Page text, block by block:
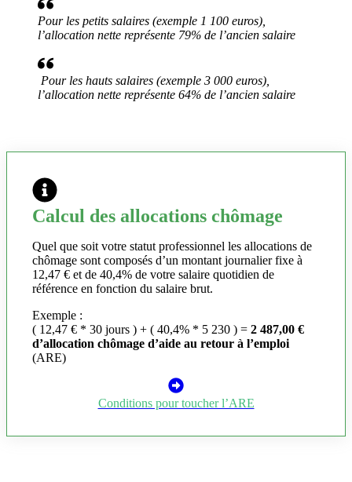
Pour les petits salaires (exemple 1 100 euros),
l’allocation nette représente 79% de l’ancien salaire
Pour les hauts salaires (exemple 3 000 euros),
l’allocation nette représente 64% de l’ancien salaire
Calcul des allocations chômage
Quel que soit votre statut professionnel les allocations de
chômage sont composés d’un montant journalier fixe à
12,47 € et de 40,4% de votre salaire quotidien de
référence en fonction du salaire brut.
Exemple :
( 12,47 € * 30 jours ) + ( 40,4% * 5 230 ) = 2 487,00 €
d’allocation chômage d’aide au retour à l’emploi
(ARE)
Conditions pour toucher l’ARE